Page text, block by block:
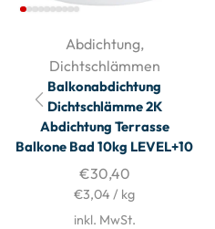
Abdichtung,
Dichtschlämmen
Balkonabdichtung
Dichtschlämme 2K
Abdichtung Terrasse
Balkone Bad 10kg LEVEL+10
€30,40
€3,04 / kg
inkl. MwSt.